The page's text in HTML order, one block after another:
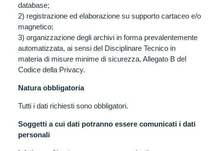
database;
2) registrazione ed elaborazione su supporto cartaceo e/o
magnetico;
3) organizzazione degli archivi in forma prevalentemente
automatizzata, ai sensi del Disciplinare Tecnico in
materia di misure minime di sicurezza, Allegato B del
Codice della Privacy.
Natura obbligatoria
Tutti i dati richiesti sono obbligatori.
Soggetti a cui dati potranno essere comunicati i dati
personali